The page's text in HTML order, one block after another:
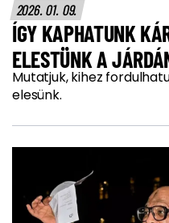
2026. 01. 09.
ÍGY KAPHATUNK
ELESTÜNK A
Mutatjuk, kihez
elesünk.